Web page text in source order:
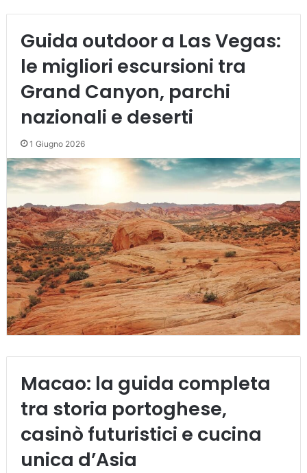
Guida outdoor a Las Vegas:
le migliori escursioni tra
Grand Canyon, parchi
nazionali e deserti
1 Giugno 2026
Macao: la guida completa
tra storia portoghese,
casinò futuristici e cucina
unica d’Asia